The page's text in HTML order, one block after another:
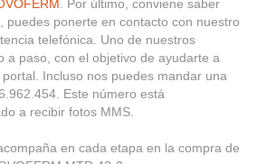
. Por último, conviene saber
puedes ponerte en contacto con nuestro
telefónica. Uno de nuestros
a paso, con el objetivo de ayudarte a
Incluso nos puedes mandar una
Este número está
a recibir fotos MMS.
en cada etapa en la compra de